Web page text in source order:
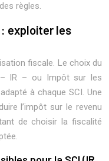
règles.
exploiter les
fiscale. Le choix du
IR – ou Impôt sur les
à chaque SCI. Une
l’impôt sur le revenu
de choisir la fiscalité